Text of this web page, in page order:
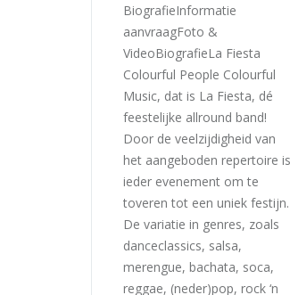
BiografieInformatie
aanvraagFoto &
VideoBiografieLa Fiesta
Colourful People Colourful
Music, dat is La Fiesta, dé
feestelijke allround band!
Door de veelzijdigheid van
het aangeboden repertoire is
ieder evenement om te
toveren tot een uniek festijn.
De variatie in genres, zoals
danceclassics, salsa,
merengue, bachata, soca,
reggae, (neder)pop, rock ‘n